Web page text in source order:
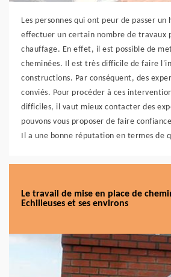
Les personnes qui ont peur de passer
effectuer un certain nombre de travaux
chauffage. En effet, il est possible de
cheminées. Il est très difficile de faire
constructions. Par conséquent, des
conviés. Pour procéder à ces
difficiles, il vaut mieux contacter des
pouvons vous proposer de faire
Il a une bonne réputation en termes de
Le travail de mise en place de
Echilleuses et ses environs